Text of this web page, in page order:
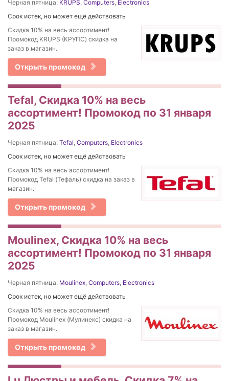
Черная пятница: KRUPS Computers Electronics
Срок истек, но может ещё действовать
Скидка 10% на весь ассортимент!
Промокод KRUPS (КРУПС) скидка на
заказ в магазин.
Открыть промокод
Tefal, Скидка 10% на весь
ассортимент! Промокод по 31 января
2025
Черная пятница: Tefal Computers Electronics
Срок истек, но может ещё действовать
Скидка 10% на весь ассортимент!
Промокод Tefal (Тефаль) скидка на заказ в
магазин.
Открыть промокод
Moulinex, Скидка 10% на весь
ассортимент! Промокод по 31 января
2025
Черная пятница: Moulinex Computers Electronics
Срок истек, но может ещё действовать
Скидка 10% на весь ассортимент!
Промокод Moulinex (Мулинекс) скидка на
заказ в магазин.
Открыть промокод